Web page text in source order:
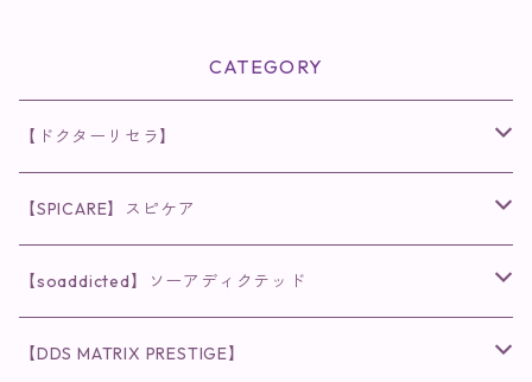
CATEGORY
【ドクターリセラ】
◉AQUA VENUS
クレンジング・洗顔
化粧水
◉VI PLANTE
リキッド
◉ナチュリスティーアクレス
【SPICARE】スピケア
◉V3シリーズ
ファンデーション・ベース
◉V3 VSPIC C Line
【soaddicted】ソーアディクテッド
ラッシュアディクト
【DDS MATRIX PRESTIGE】